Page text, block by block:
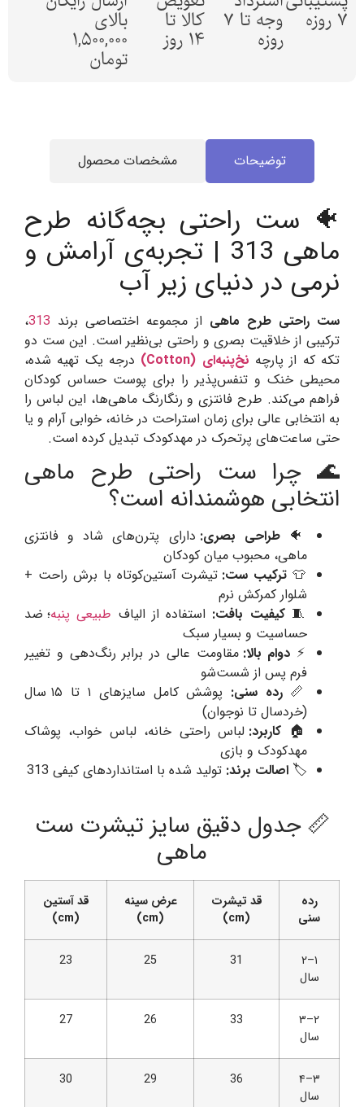
7 روزه وجه تا 7
روزه
کالا تا
14 روز
بالای
1,500,000
تومان
توضیحات مشخصات محصول
🐠 ست راحتی بچه‌گانه طرح
ماهی 313 | تجربه‌ی آرامش و
نرمی در دنیای زیر آب
ست راحتی طرح ماهی از مجموعه اختصاصی برند 313،
ترکیبی از خلاقیت بصری و راحتی بی‌نظیر است. این ست دو
تکه که از پارچه نخ‌پنبه‌ای (Cotton)
درجه یک تهیه شده،
محیطی خنک و تنفس‌پذیر را برای پوست حساس کودکان
فراهم می‌کند. طرح فانتزی و رنگارنگ ماهی‌ها، این لباس را
به انتخابی عالی برای زمان استراحت در خانه، خوابی آرام و یا
حتی ساعت‌های پرتحرک در مهدکودک تبدیل کرده است.
🌊 چرا ست راحتی طرح ماهی
انتخابی هوشمندانه است؟
🐠طراحی بصری: دارای پترن‌های شاد و فانتزی
ماهی، محبوب میان کودکان
👕 ترکیب ست: تیشرت آستین‌کوتاه با برش راحت +
شلوار کمرکش نرم
🧵کیفیت بافت: استفاده از الیاف طبیعی پنبه؛ ضد
حساسیت و بسیار سبک
⚡ دوام بالا: مقاومت عالی در برابر رنگ‌دهی و تغییر
فرم پس از شست‌شو
📏رده سنی:
پوشش کامل سایزهای ۱ تا ۱۵ سال
(خردسال تا نوجوان)
🏠 کاربرد: لباس راحتی خانه، لباس خواب، پوشاک
مهدکودک و بازی
🏷️ اصالت برند: تولید شده با استانداردهای کیفی 313
📏 جدول دقیق سایز تیشرت ست
ماهی
رده
سنی
قد تیشرت
(cm)
عرض سینه
(cm)
قد آستین
(cm)
۱–۲
سال
31
25
23
۲–۳
سال
33
26
27
۳–۴
سال
36
29
30